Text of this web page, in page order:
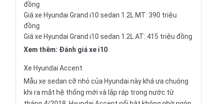
đồng
Giá xe Hyundai Grand i10 sedan 1.2L MT: 390 triệu
đồng
Giá xe Hyundai Grand i10 sedan 1.2L AT: 415 triệu đồng
Xem thêm: Đánh giá xe i10
Xe Hyundai Accent
Mẫu xe sedan cỡ nhỏ của Hyundai này khá ưa chuộng
khi ra mắt hệ thống mới và lắp ráp trong nước từ